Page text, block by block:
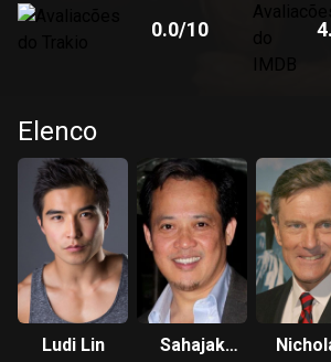
0.0/10
Elenco
Ludi Lin
Sahajak